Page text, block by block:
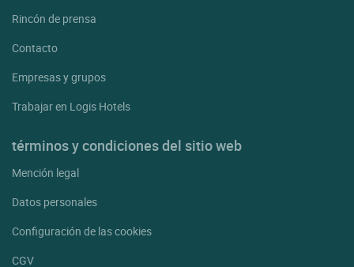
Rincón de prensa
Contacto
Empresas y grupos
Trabajar en Logis Hotels
términos y condiciones del sitio web
Mención legal
Datos personales
Configuración de las cookies
CGV